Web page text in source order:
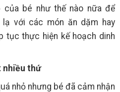
của bé như thế nào nữa để
với các món ăn dặm hay
tục thực hiện kế hoạch dinh
nhiều thứ
nhỏ nhưng bé đã cảm nhận